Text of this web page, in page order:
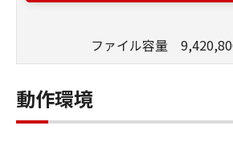
訳、翻案もしくは他のプロ
「許諾ソフトウェア」の全
修正、改変、逆アセンブル
ファイル容量
動作環境